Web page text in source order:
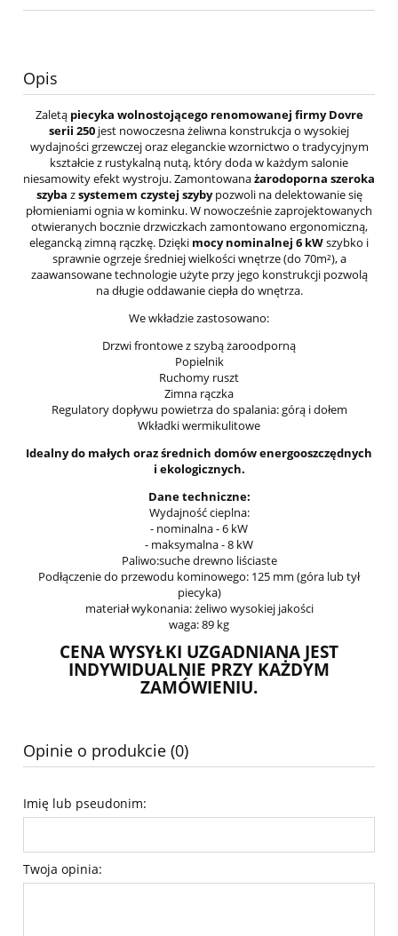
Opis
Zaletąpiecyka wolnostojącego renomowanej firmy Dovre
serii 250 jest nowoczesna żeliwna konstrukcja o wysokiej
wydajności grzewczej oraz eleganckie wzornictwo o tradycyjnym
kształcie z rustykalną nutą, który doda w każdym salonie
niesamowity efekt wystroju. Zamontowanażarodoporna szeroka
szyba zsystemem czystej szybypozwoli na delektowanie się
płomieniami ognia w kominku. W nowocześnie zaprojektowanych
otwieranych bocznie drzwiczkach zamontowano ergonomiczną,
elegancką zimną rączkę. Dzięki mocy nominalnej 6 kWszybko i
sprawnie ogrzeje średniej wielkości wnętrze (do 70m²), a
zaawansowane technologie użyte przy jego konstrukcji pozwolą
na długie oddawanie ciepła do wnętrza.
We wkładzie zastosowano:
Drzwi frontowe z szybą żaroodporną
Popielnik
Ruchomy ruszt
Zimna rączka
Regulatory dopływu powietrza do spalania: górą i dołem
Wkładki wermikulitowe
Idealny do małych oraz średnich domów energooszczędnych
i ekologicznych.
Dane techniczne:
Wydajność cieplna:
- nominalna - 6 kW
- maksymalna - 8 kW
Paliwo:suche drewno liściaste
Podłączenie do przewodu kominowego: 125 mm (góra lub tył
piecyka)
materiał wykonania: żeliwo wysokiej jakości
waga: 89 kg
CENA WYSYŁKI UZGADNIANA JEST
INDYWIDUALNIE PRZY KAŻDYM
ZAMÓWIENIU.
Opinie o produkcie (0)
Imię lub pseudonim:
Twoja opinia: